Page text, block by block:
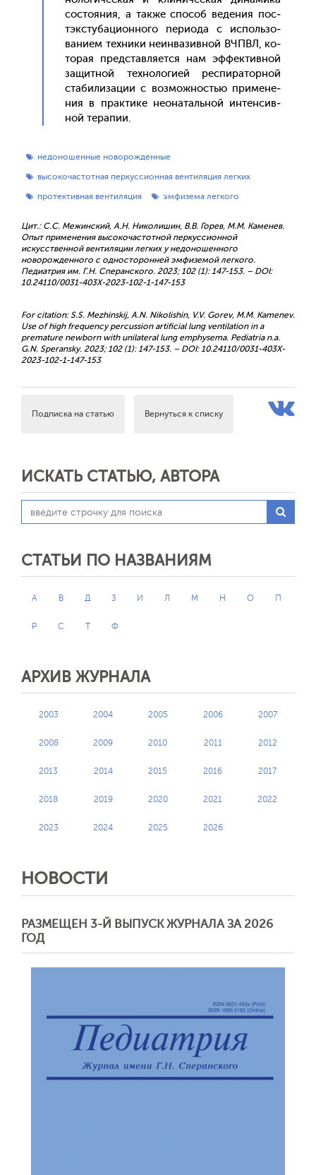
сос­то­яния, а так­же спо­соб ве­дения пос­
тэк­сту­баци­он­но­го пе­ри­ода с ис­поль­зо­
вани­ем тех­ни­ки не­ин­ва­зив­ной ВЧПВЛ, ко­
торая пред­став­ля­ет­ся нам эф­фектив­ной
за­щит­ной тех­но­логи­ей рес­пи­ратор­ной
ста­били­зации с воз­можностью при­мене­
ния в прак­ти­ке не­она­таль­ной ин­тенсив­
ной те­рапии.
недоношенные новорожденные
высокочастотная перкуссионная вентиляция легких
протективная вентиляция
эмфизема легкого
Цит.: С.С. Межинский, А.Н. Николишин, В.В. Горев, М.М. Каменев.
Опыт применения высокочастотной перкуссионной
искусcтвенной вентиляции легких у недоношенного
новорожденного с односторонней эмфиземой легкого.
Педиатрия им. Г.Н. Сперанского. 2023; 102 (1): 147-153. – DOI:
10.24110/0031-403X-2023-102-1-147-153
For citation: S.S. Mezhinskij, A.N. Nikolishin, V.V. Gorev, M.M. Kamenev.
Use of high frequency percussion artificial lung ventilation in a
premature newborn with unilateral lung emphysema. Pediatria n.a.
G.N. Speransky. 2023; 102 (1): 147-153. – DOI: 10.24110/0031-403X-
2023-102-1-147-153
Подписка на статью Вернуться к списку
ИСКАТЬ СТАТЬЮ, АВТОРА
СТАТЬИ ПО НАЗВАНИЯМ
А В Д З И Л М Н О П
Р С Т Ф
АРХИВ ЖУРНАЛА
2003 2004 2005 2006 2007
2008 2009 2010 2011 2012
2013 2014 2015 2016 2017
2018 2019 2020 2021 2022
2023 2024 2025 2026
НОВОСТИ
РАЗМЕЩЕН 3-Й ВЫПУСК ЖУРНАЛА ЗА 2026
ГОД